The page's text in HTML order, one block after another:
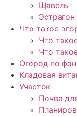
Щавель
Эстрагон
Что такое
Что
Что
Огород по
Кладовая
Участок
Почва